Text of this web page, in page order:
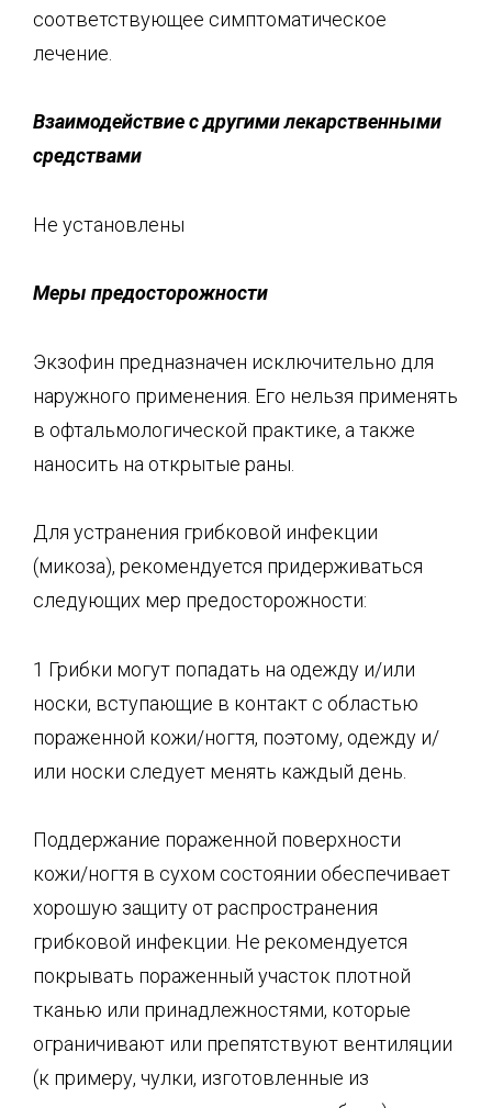
соответствующее симптоматическое
лечение.
Взаимодействие с другими лекарственными
средствами
Не установлены
Меры предосторожности
Экзофин предназначен исключительно для
наружного применения. Его нельзя применять
в офтальмологической практике, а также
наносить на открытые раны.
Для устранения грибковой инфекции
(микоза), рекомендуется придерживаться
следующих мер предосторожности:
1 Грибки могут попадать на одежду и/или
носки, вступающие в контакт с областью
пораженной кожи/ногтя, поэтому, одежду и/
или носки следует менять каждый день.
Поддержание пораженной поверхности
кожи/ногтя в сухом состоянии обеспечивает
хорошую защиту от распространения
грибковой инфекции. Не рекомендуется
покрывать пораженный участок плотной
тканью или принадлежностями, которые
ограничивают или препятствуют вентиляции
(к примеру, чулки, изготовленные из